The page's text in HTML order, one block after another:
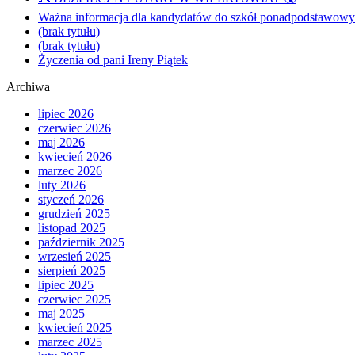
Ważna informacja dla kandydatów do szkół
(brak tytułu)
(brak tytułu)
Życzenia od pani Ireny Piątek
Archiwa
lipiec 2026
czerwiec 2026
maj 2026
kwiecień 2026
marzec 2026
luty 2026
styczeń 2026
grudzień 2025
listopad 2025
październik 2025
wrzesień 2025
sierpień 2025
lipiec 2025
czerwiec 2025
maj 2025
kwiecień 2025
marzec 2025